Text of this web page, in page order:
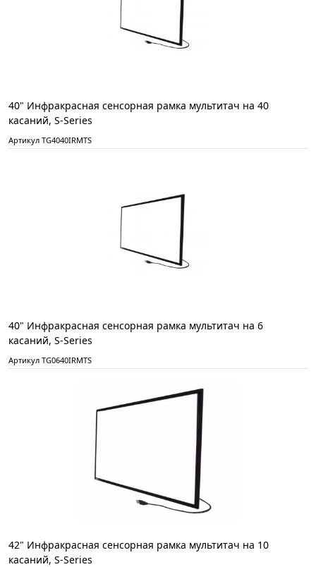
40" Инфракрасная сенсорная рамка мультитач на 40
касаний, S-Series
Артикул TG4040IRMTS
40" Инфракрасная сенсорная рамка мультитач на 6
касаний, S-Series
Артикул TG0640IRMTS
42" Инфракрасная сенсорная рамка мультитач на 10
касаний, S-Series